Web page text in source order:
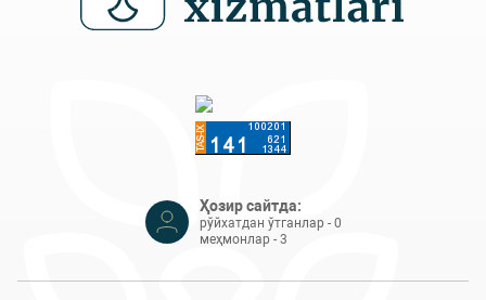
Ҳозир сайтда:
рўйхатдан ўтганлар - 0
меҳмонлар - 3